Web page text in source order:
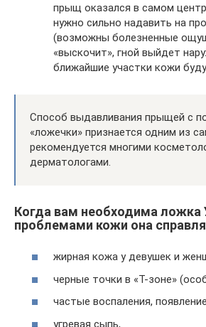
прыщ оказался в самом
нужно сильно надавить на
(возможны болезненные
«выскочит», гной выйдет
ближайшие участки кожи
Способ выдавливания прыщей с
«ложечки» признается одним из
рекомендуется многими
дерматологами.
Когда вам необходима ложка
проблемами кожи она
жирная кожа у девушек и
черные точки в «Т-зоне»
частые воспаления,
угревая сыпь,